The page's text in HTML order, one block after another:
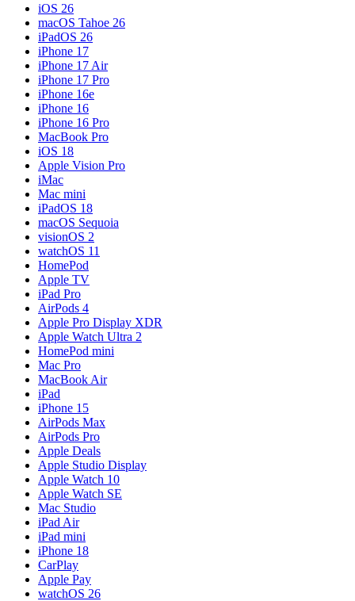
iOS 26
macOS Tahoe 26
iPadOS 26
iPhone 17
iPhone 17 Air
iPhone 17 Pro
iPhone 16e
iPhone 16
iPhone 16 Pro
MacBook Pro
iOS 18
Apple Vision Pro
iMac
Mac mini
iPadOS 18
macOS Sequoia
visionOS 2
watchOS 11
HomePod
Apple TV
iPad Pro
AirPods 4
Apple Pro Display XDR
Apple Watch Ultra 2
HomePod mini
Mac Pro
MacBook Air
iPad
iPhone 15
AirPods Max
AirPods Pro
Apple Deals
Apple Studio Display
Apple Watch 10
Apple Watch SE
Mac Studio
iPad Air
iPad mini
iPhone 18
CarPlay
Apple Pay
watchOS 26